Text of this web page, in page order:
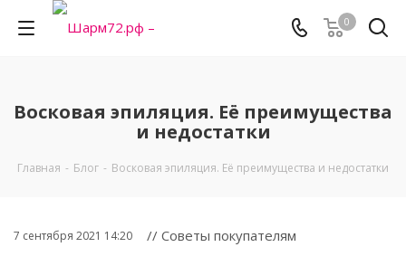
0
Восковая эпиляция. Её преимущества
и недостатки
Главная - Блог - Восковая эпиляция. Её преимущества и недостатки
7 сентября 2021 14:20 // Советы покупателям